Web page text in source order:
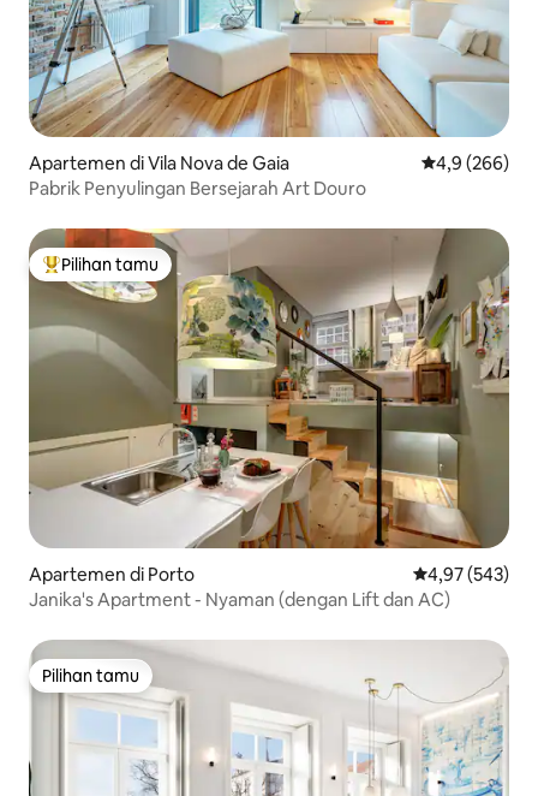
Apartemen di Vila Nova de Gaia Nilai rata-rata
4,9 (266)
Pabrik Penyulingan Bersejarah Art Douro
Pilihan tamu terpopuler
Pilihan tamu
Apartemen di Porto Nilai rata-rata
4,97 (543)
Janika's Apartment - Nyaman (dengan Lift dan AC)
Pilihan tamu
Pilihan tamu